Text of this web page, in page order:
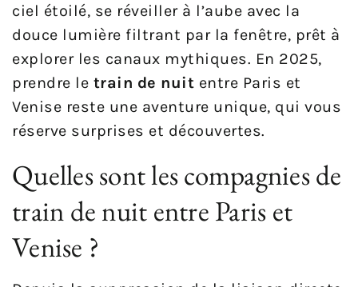
ciel étoilé, se réveiller à l’aube avec la
douce lumière filtrant par la fenêtre, prêt à
explorer les canaux mythiques. En 2025,
prendre le train de nuit entre Paris et
Venise reste une aventure unique, qui vous
réserve surprises et découvertes.
Quelles sont les compagnies de
train de nuit entre Paris et
Venise ?